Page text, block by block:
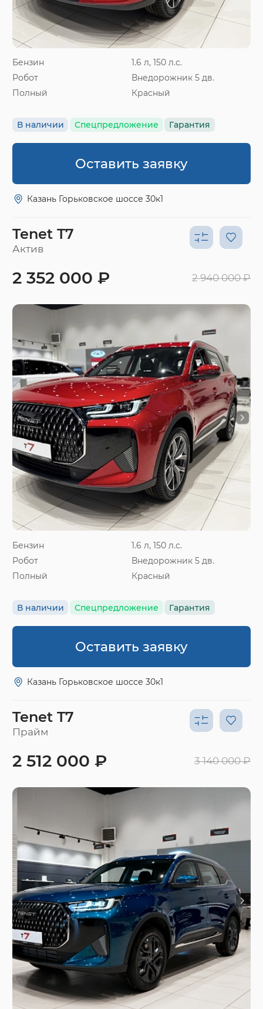
Бензин
1.6 л, 150 л.с.
Робот
Внедорожник 5 дв.
Полный
Красный
В наличии Спецпредложение Гарантия
Оставить заявку
Казань Горьковское шоссе 30к1
Tenet T7
Актив
Бензин
1.6 л, 150 л.с.
Робот
Внедорожник 5 дв.
Полный
Красный
В наличии Спецпредложение Гарантия
2 352 000 ₽ 2 940 000 ₽
Оставить заявку
Казань Горьковское шоссе 30к1
Tenet T7
Прайм
2 512 000 ₽ 3 140 000 ₽